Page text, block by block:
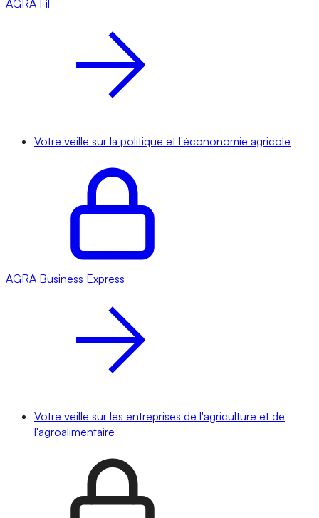
AGRA Fil
Votre veille sur la politique et l'écononomie agricole
AGRA Business Express
Votre veille sur les entreprises de l'agriculture et de
l'agroalimentaire